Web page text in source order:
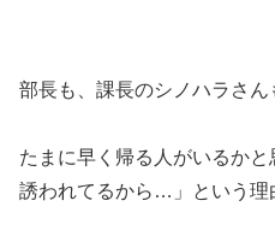
部長も、課長のシノハラさん
たまに早く帰る人がいるか
誘われてるから…」という理